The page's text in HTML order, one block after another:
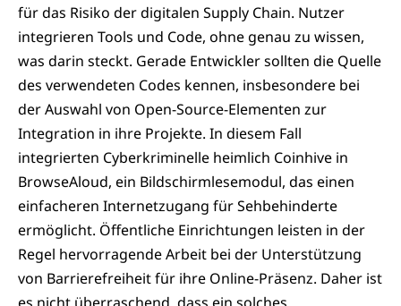
für das Risiko der digitalen Supply Chain. Nutzer
integrieren Tools und Code, ohne genau zu wissen,
was darin steckt. Gerade Entwickler sollten die Quelle
des verwendeten Codes kennen, insbesondere bei
der Auswahl von Open-Source-Elementen zur
Integration in ihre Projekte. In diesem Fall
integrierten Cyberkriminelle heimlich Coinhive in
BrowseAloud, ein Bildschirmlesemodul, das einen
einfacheren Internetzugang für Sehbehinderte
ermöglicht. Öffentliche Einrichtungen leisten in der
Regel hervorragende Arbeit bei der Unterstützung
von Barrierefreiheit für ihre Online-Präsenz. Daher ist